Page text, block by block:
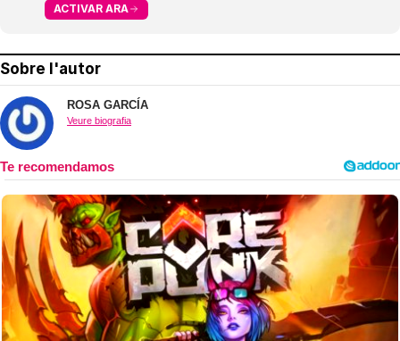
ACTIVAR ARA
Sobre l'autor
ROSA GARCÍA
Veure biografia